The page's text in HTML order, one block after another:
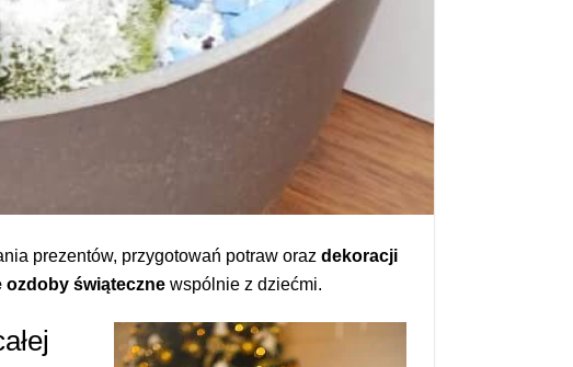
prezentów, przygotowań potraw oraz dekoracji
ozdoby świąteczne wspólnie z dziećmi.